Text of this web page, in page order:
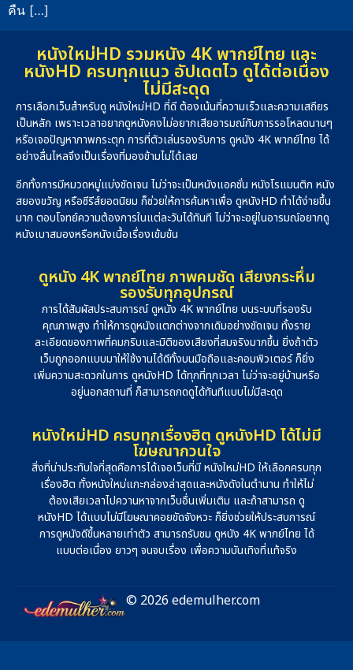
คืน […]
หนังใหม่HD รวมหนัง 4K พากย์ไทย และ
หนังHD ครบทุกแนว อัปเดตไว ดูได้ต่อเนื่อง
ไม่มีสะดุด
การเลือกเว็บสำหรับดู หนังใหม่HD ที่ดี ต้องเน้นที่ความเร็วและความเสถียร
เป็นหลัก เพราะเวลาอยากดูหนังคงไม่อยากเสียอารมณ์กับการรอโหลดนานๆ
หรือเจอปัญหาภาพกระตุก การที่ตัวเล่นรองรับการ ดูหนัง 4K พากย์ไทย ได้
อย่างลื่นไหลจึงเป็นเรื่องที่มองข้ามไม่ได้เลย
อีกทั้งการมีหมวดหมู่แบ่งชัดเจน ไม่ว่าจะเป็นหนังแอคชั่น หนังโรแมนติก หนัง
สยองขวัญ หรือซีรีส์ยอดนิยม ก็ช่วยให้การค้นหาเพื่อ ดูหนังHD ทำได้ง่ายขึ้น
มาก ตอบโจทย์ความต้องการในแต่ละวันได้ทันที ไม่ว่าจะอยู่ในอารมณ์อยากดู
หนังเบาสมองหรือหนังเนื้อเรื่องเข้มข้น
ดูหนัง 4K พากย์ไทย ภาพคมชัด เสียงกระหึ่ม
รองรับทุกอุปกรณ์
การได้สัมผัสประสบการณ์ ดูหนัง 4K พากย์ไทย บนระบบที่รองรับ
คุณภาพสูง ทำให้การดูหนังแตกต่างจากเดิมอย่างชัดเจน ทั้งราย
ละเอียดของภาพที่คมกริบและมิติของเสียงที่สมจริงมากขึ้น ยิ่งถ้าตัว
เว็บถูกออกแบบมาให้ใช้งานได้ดีทั้งบนมือถือและคอมพิวเตอร์ ก็ยิ่ง
เพิ่มความสะดวกในการ ดูหนังHD ได้ทุกที่ทุกเวลา ไม่ว่าจะอยู่บ้านหรือ
อยู่นอกสถานที่ ก็สามารถกดดูได้ทันทีแบบไม่มีสะดุด
หนังใหม่HD ครบทุกเรื่องฮิต ดูหนังHD ได้ไม่มี
โฆษณากวนใจ
สิ่งที่น่าประทับใจที่สุดคือการได้เจอเว็บที่มี หนังใหม่HD ให้เลือกครบทุก
เรื่องฮิต ทั้งหนังใหม่แกะกล่องล่าสุดและหนังดังในตำนาน ทำให้ไม่
ต้องเสียเวลาไปควานหาจากเว็บอื่นเพิ่มเติม และถ้าสามารถ ดู
หนังHD ได้แบบไม่มีโฆษณาคอยขัดจังหวะ ก็ยิ่งช่วยให้ประสบการณ์
การดูหนังดีขึ้นหลายเท่าตัว สามารถรับชม ดูหนัง 4K พากย์ไทย ได้
แบบต่อเนื่อง ยาวๆ จนจบเรื่อง เพื่อความบันเทิงที่แท้จริง
© 2026 edemulher.com